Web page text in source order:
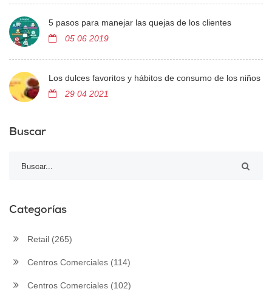
5 pasos para manejar las quejas de los clientes
05 06 2019
Los dulces favoritos y hábitos de consumo de los niños
29 04 2021
Buscar
Categorías
Retail (265)
Centros Comerciales (114)
Centros Comerciales (102)